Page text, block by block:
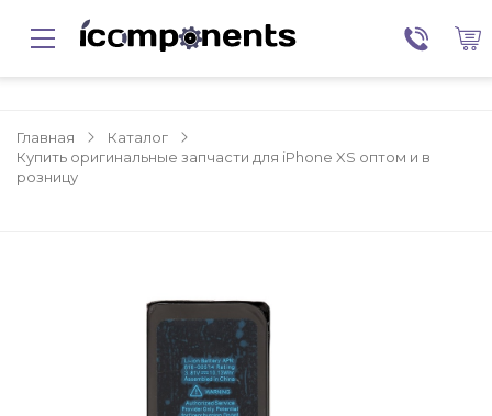
Главная
Каталог
Купить оригинальные запчасти для iPhone XS оптом и в
розницу